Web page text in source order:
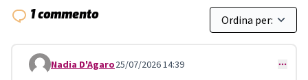
1 commento
Comment 2558
Nadia D'Agaro25/07/2026 14:39